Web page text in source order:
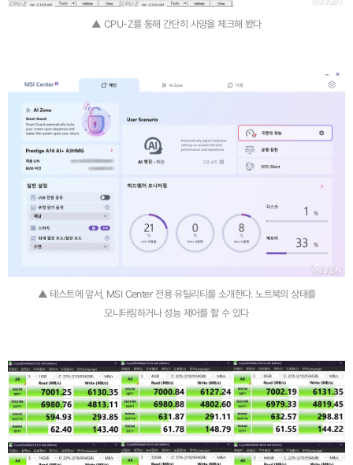
▲ CPU-Z를 통해 간단히 사양을 체크해 봤다
▲ 테스트에 앞서, MSI Center 전용 유틸리티를 소개한다. 노트북의 상태를
모니터링하거나 성능 제어를 할 수 있다